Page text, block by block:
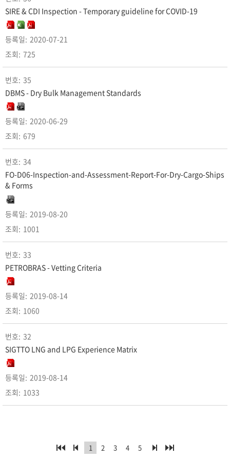
SIRE & CDI Inspection - Temporary guideline for COVID-19
2020-07-21
725
35
DBMS - Dry Bulk Management Standards
2020-06-29
679
34
FO-D06-Inspection-and-Assessment-Report-For-Dry-Cargo-Ships
& Forms
2019-08-20
1001
33
PETROBRAS - Vetting Criteria
2019-08-14
1060
32
SIGTTO LNG and LPG Experience Matrix
2019-08-14
1033
1 2 3 4 5